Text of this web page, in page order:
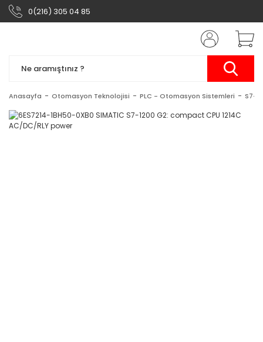
0(216) 305 04 85
Anasayfa Otomasyon Teknolojisi PLC - Otomasyon Sistemleri S7-